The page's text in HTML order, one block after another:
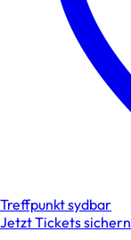
Treffpunkt sydbar
Jetzt Tickets sichern